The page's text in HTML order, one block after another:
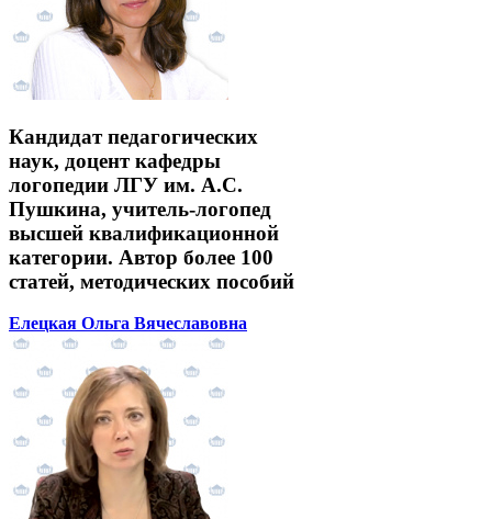
Кандидат педагогических
наук, доцент кафедры
логопедии ЛГУ им. А.С.
Пушкина, учитель-логопед
высшей квалификационной
категории. Автор более 100
статей, методических пособий
Елецкая Ольга Вячеславовна